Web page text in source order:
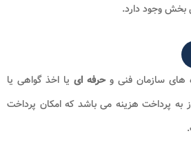
بخش وجود دارد.
های سازمان فنی وحرفه ای یا اخذ گواهی یا
به پرداخت هزینه می باشد که امکان پرداخت